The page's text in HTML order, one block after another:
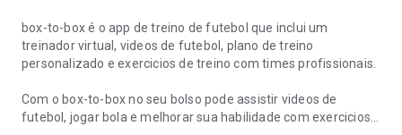
box-to-box é o app de treino de futebol que inclui um
treinador virtual, videos de futebol, plano de treino
personalizado e exercicios de treino com times profissionais.
Com o box-to-box no seu bolso pode assistir videos de
futebol, jogar bola e melhorar sua habilidade com exercicios